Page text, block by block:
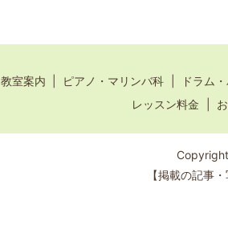
教室案内 ピアノ・マリンバ科 ドラム
レッスン料金
【掲載の記事